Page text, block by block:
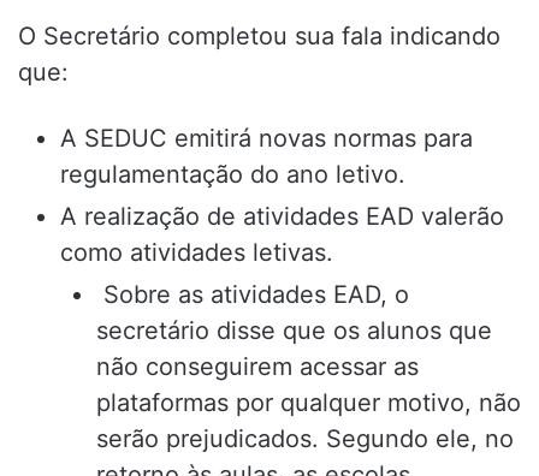
O Secretário completou sua fala indicando
que:
A SEDUC emitirá novas normas para
regulamentação do ano letivo.
A realização de atividades EAD valerão
como atividades letivas.
Sobre as atividades EAD, o
secretário disse que os alunos que
não conseguirem acessar as
plataformas por qualquer motivo, não
serão prejudicados. Segundo ele, no